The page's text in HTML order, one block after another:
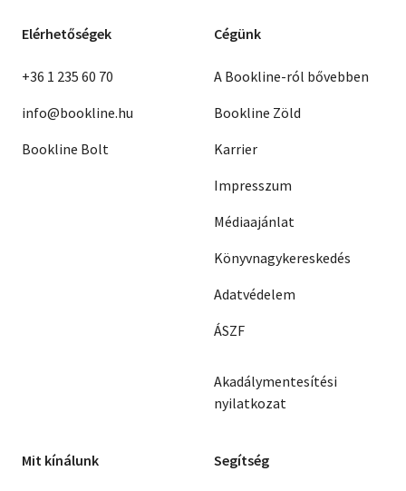
Elérhetőségek
+36 1 235 60 70
info@bookline.hu
Bookline Bolt
Cégünk
A Bookline-ról bővebben
Bookline Zöld
Karrier
Impresszum
Médiaajánlat
Könyvnagykereskedés
Adatvédelem
ÁSZF
Akadálymentesítési
nyilatkozat
Mit kínálunk Segítség